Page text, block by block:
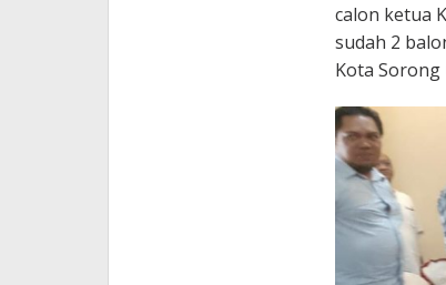
calon ketua
sudah 2
Kota